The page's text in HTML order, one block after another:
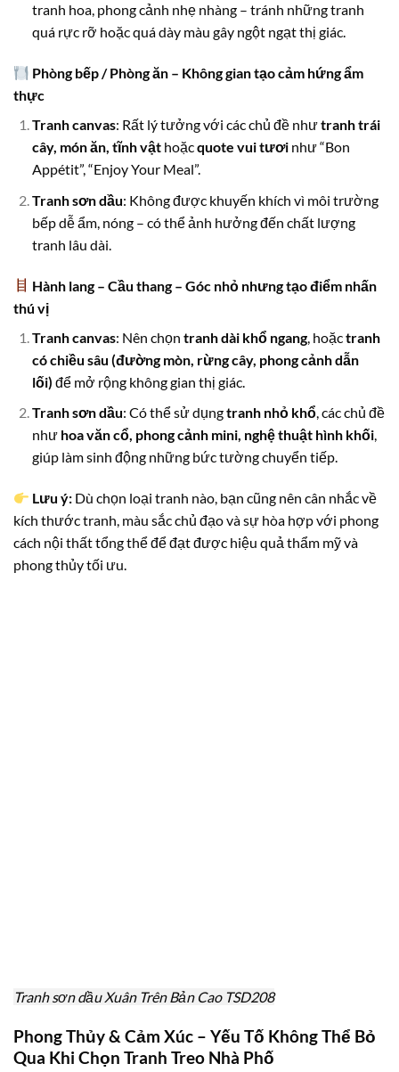
tranh hoa, phong cảnh nhẹ nhàng – tránh những tranh
quá rực rỡ hoặc quá dày màu gây ngột ngạt thị giác.
Phòng bếp / Phòng ăn – Không gian tạo cảm hứng ẩm
thực
Tranh canvas: Rất lý tưởng với các chủ đề nhưtranh trái
cây, món ăn, tĩnh vậthoặcquote vui tươinhư “Bon
Appétit”, “Enjoy Your Meal”.
Tranh sơn dầu: Không được khuyến khích vì môi trường
bếp dễ ẩm, nóng – có thể ảnh hưởng đến chất lượng
tranh lâu dài.
Hành lang – Cầu thang – Góc nhỏ nhưng tạo điểm nhấn
thú vị
Tranh canvas: Nên chọn tranh dài khổ ngang, hoặctranh
có chiều sâu (đường mòn, rừng cây, phong cảnh dẫn
lối) để mở rộng không gian thị giác.
Tranh sơn dầu: Có thể sử dụngtranh nhỏ khổ, các chủ đề
như hoa văn cổ, phong cảnh mini, nghệ thuật hình khối,
giúp làm sinh động những bức tường chuyển tiếp.
Lưu ý: Dù chọn loại tranh nào, bạn cũng nên cân nhắc về
kích thước tranh, màu sắc chủ đạo và sự hòa hợp với phong
cách nội thất tổng thể để đạt được hiệu quả thẩm mỹ và
phong thủy tối ưu.
Tranh sơn dầu Xuân Trên Bản Cao TSD208
Phong Thủy & Cảm Xúc – Yếu Tố Không Thể Bỏ
Qua Khi Chọn Tranh Treo Nhà Phố